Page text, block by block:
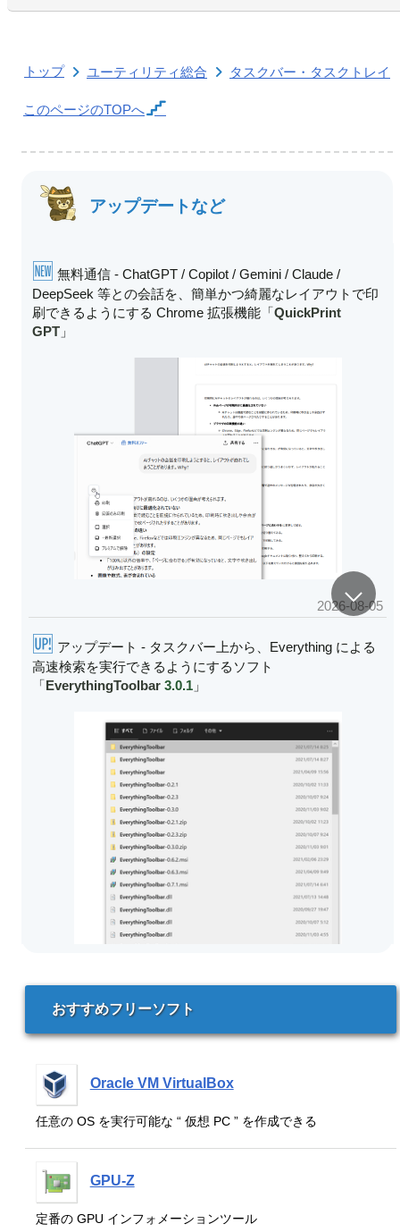
トップ ユーティリティ総合 タスクバー・タスクトレイ
このページのTOPへ
アップデートなど
おすすめフリーソフト
Oracle VM VirtualBox
任意の OS を実行可能な “ 仮想 PC ” を作成できる
GPU-Z
定番の GPU インフォメーションツール